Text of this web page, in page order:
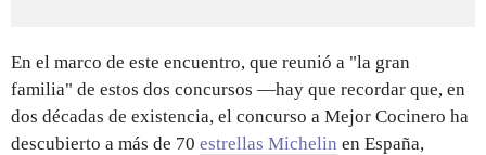
En el marco de este encuentro, que reunió a "la gran
familia" de estos dos concursos —hay que recordar que, en
dos décadas de existencia, el concurso a Mejor Cocinero ha
descubierto a más de 70 estrellas Michelin en España,